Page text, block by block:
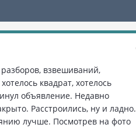
взвешиваний,
квадрат, хотелось
объявление. Недавно
Расстроились, ну и ладно.
лучше. Посмотрев на фото